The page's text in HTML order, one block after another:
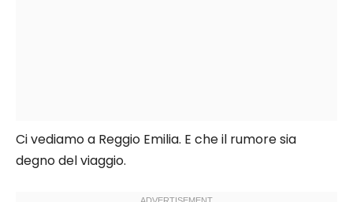
Ci vediamo a Reggio Emilia. E che il rumore sia
degno del viaggio.